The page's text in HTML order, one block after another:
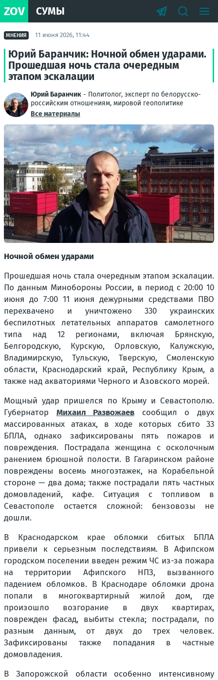
ZOV СУМЫ
МНЕНИЯ 11 июня 2026, 11:44
Юрий Баранчик: Ночной обмен ударами.
Прошедшая ночь стала очередным
этапом эскалации
Юрий Баранчик - Политолог, эксперт по белорусско-
российским отношениям, мировой геополитике
Все материалы
Ночной обмен ударами
Прошедшая ночь стала очередным этапом эскалации.
По данным Минобороны России, в период с 20:00 10
июня до 7:00 11 июня дежурными средствами ПВО
перехвачено и уничтожено 330 украинских
беспилотных летательных аппаратов самолетного
типа над 12 регионами, включая Брянскую,
Белгородскую, Курскую, Орловскую, Калужскую,
Владимирскую, Тульскую, Тверскую, Смоленскую
области, Краснодарский край, Республику Крым, а
также над акваториями Черного и Азовского морей.
Мощный удар пришелся по Крыму и Севастополю.
Губернатор Михаил Развожаев сообщил о двух
массированных атаках, в ходе которых сбито 33
БПЛА, однако зафиксированы пять пожаров и
повреждения. Пострадала женщина с осколочным
ранением брюшной полости. В Гагаринском районе
повреждены восемь многоэтажек, на Корабельной
стороне — два дома; также пострадали пять частных
домовладений, кафе. Ситуация с топливом в
Севастополе остается сложной: бензовозы не
дошли.
В Краснодарском крае обломки сбитых БПЛА
привели к серьезным последствиям. В Афипском
городском поселении введен режим ЧС из-за пожара
на территории Афипского НПЗ, вызванного
падением обломков. В Краснодаре обломки дрона
попали в многоквартирный жилой дом, где
произошло возгорание в двух квартирах,
поврежден фасад, выбиты стекла; пострадали, по
разным данным, от двух до трех человек.
Зафиксированы также попадания в частные
домовладения.
В Запорожской области особенно интенсивному